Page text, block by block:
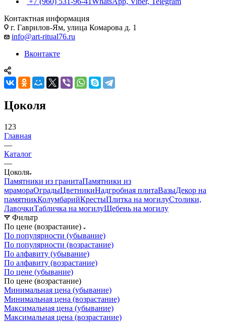
Контактная информация
г. Гаврилов-Ям, улица Комарова д. 1
info@art-ritual76.ru
Вконтакте
Цоколя
123
Главная
—
Каталог
—
Цоколя
Памятники из гранитаПамятники из
мрамораОградыЦветникиНадгробная плитаВазыДекор на
памятникКолумбарийКрестыПлитка на могилуСтолики,
ЛавочкиТабличка на могилуЩебень на могилу
Фильтр
По цене (возрастание)
По популярности (убывание)
По популярности (возрастание)
По алфавиту (убывание)
По алфавиту (возрастание)
По цене (убывание)
По цене (возрастание)
Минимальная цена (убывание)
Минимальная цена (возрастание)
Максимальная цена (убывание)
Максимальная цена (возрастание)